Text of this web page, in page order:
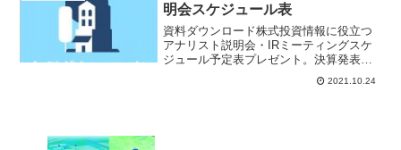
明会スケジュール表
資料ダウンロード株式投資情報に役立つ
アナリスト説明会・IRミーティングスケ
ジュール予定表プレゼント。決算発表シ
ーズンに証券アナリスト向け説明会が開
催されます、レーティング変更、目標株
2021.10.24